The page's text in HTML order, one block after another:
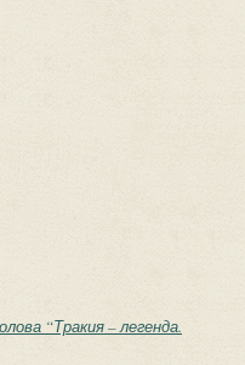
“Тракия – легенда.